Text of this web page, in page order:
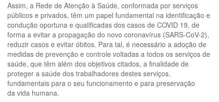
Assim, a Rede de Atenção à Saúde, conformada por serviços
públicos e privados, têm um papel fundamental na identificação e
condução oportuna e qualificadas dos casos de COVID 19, de
forma a evitar a propagação do novo coronavírus (SARS-CoV-2),
reduzir casos e evitar óbitos. Para tal, é necessário a adoção de
medidas de prevenção e controle voltadas a todos os serviços de
saúde, que têm além dos objetivos citados, a finalidade de
proteger a saúde dos trabalhadores destes serviços,
fundamentais para o seu funcionamento e para preservação
da vida humana.